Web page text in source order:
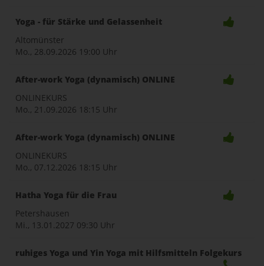
Yoga - für Stärke und Gelassenheit
Altomünster
Mo., 28.09.2026 19:00 Uhr
After-work Yoga (dynamisch) ONLINE
ONLINEKURS
Mo., 21.09.2026 18:15 Uhr
After-work Yoga (dynamisch) ONLINE
ONLINEKURS
Mo., 07.12.2026 18:15 Uhr
Hatha Yoga für die Frau
Petershausen
Mi., 13.01.2027 09:30 Uhr
ruhiges Yoga und Yin Yoga mit Hilfsmitteln Folgekurs